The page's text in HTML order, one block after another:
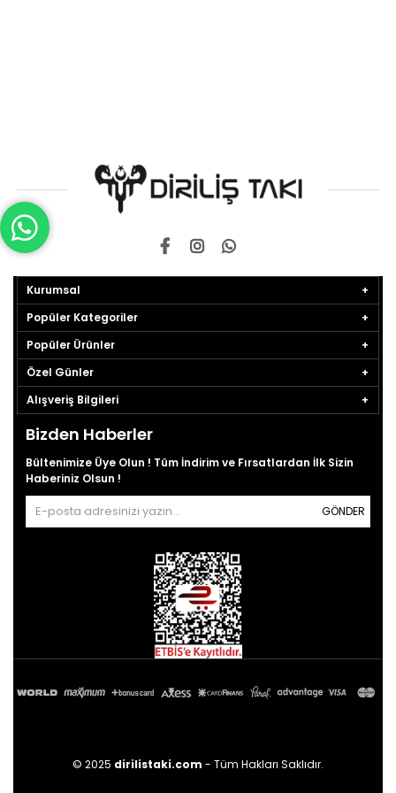
Kurumsal
Popüler Kategoriler
Popüler Ürünler
Özel Günler
Alışveriş Bilgileri
Bizden Haberler
Bültenimize Üye Olun ! Tüm İndirim ve Fırsatlardan İlk Sizin
Haberiniz Olsun !
GÖNDER
© 2025 dirilistaki.com - Tüm Hakları Saklıdır.